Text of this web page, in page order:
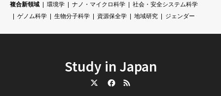
複合新領域
環境学 ナノ・マイクロ科学
社会・安全システム科学
ゲノム科学
生物分子科学 資源保全学 地域研究 ジェンダー
Study in Japan